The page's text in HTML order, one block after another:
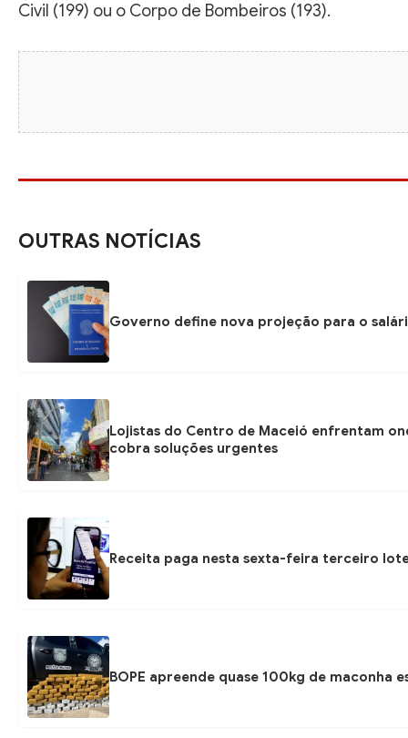
Civil (199) ou o Corpo de Bombeiros (193).
OUTRAS NOTÍCIAS
Governo define nova projeção para o
Lojistas do Centro de Maceió enfrentam
cobra soluções urgentes
Receita paga nesta sexta-feira terceiro
BOPE apreende quase 100kg de